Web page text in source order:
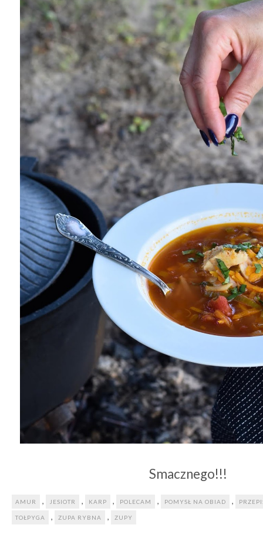
Smacznego!!!
AMUR , JESIOTR , KARP , POLECAM , POMYSŁ NA OBIAD ,
TOŁPYGA , ZUPA RYBNA , ZUPY